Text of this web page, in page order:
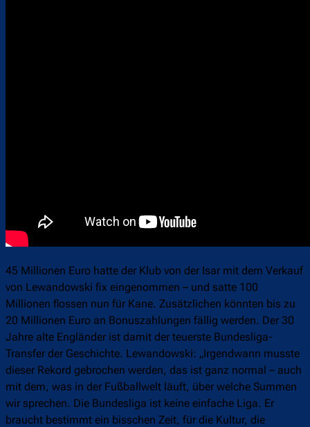
45 Millionen Euro hatte der Klub von der Isar mit dem Verkauf
von Lewandowski fix eingenommen – und satte 100
Millionen flossen nun für Kane. Zusätzlichen könnten bis zu
20 Millionen Euro an Bonuszahlungen fällig werden. Der 30
Jahre alte Engländer ist damit der teuerste Bundesliga-
Transfer der Geschichte. Lewandowski: „Irgendwann musste
dieser Rekord gebrochen werden, das ist ganz normal – auch
mit dem, was in der Fußballwelt läuft, über welche Summen
wir sprechen. Die Bundesliga ist keine einfache Liga. Er
braucht bestimmt ein bisschen Zeit, für die Kultur, die